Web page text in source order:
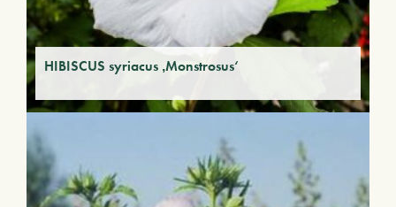
HIBISCUS syriacus ‚Monstrosus‘